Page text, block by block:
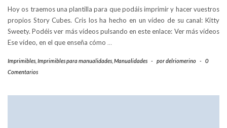
Hoy os traemos una plantilla para que podáis imprimir y hacer vuestros
propios Story Cubes. Cris los ha hecho en un vídeo de su canal: Kitty
Sweety. Podéis ver más vídeos pulsando en este enlace: Ver más vídeos
Ese vídeo, en el que enseña cómo …
Imprimibles Imprimibles para manualidades Manualidades - pordelriomerino -
0
Comentarios